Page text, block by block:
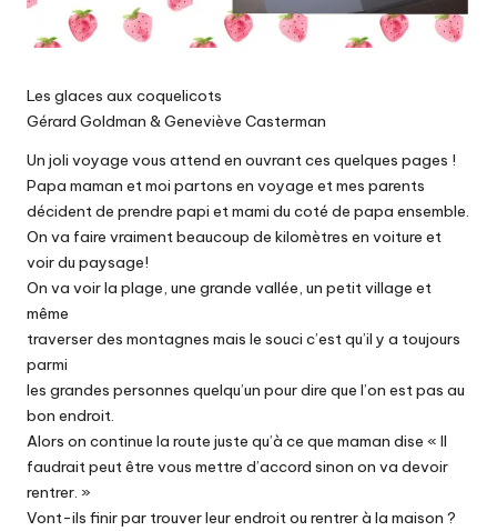
Les glaces aux coquelicots
Gérard Goldman & Geneviève Casterman
Un joli voyage vous attend en ouvrant ces quelques pages !
Papa maman et moi partons en voyage et mes parents
décident de prendre papi et mami du coté de papa ensemble.
On va faire vraiment beaucoup de kilomètres en voiture et
voir du paysage!
On va voir la plage, une grande vallée, un petit village et
même
traverser des montagnes mais le souci c’est qu’il y a toujours
parmi
les grandes personnes quelqu’un pour dire que l’on est pas au
bon endroit.
Alors on continue la route juste qu’à ce que maman dise « Il
faudrait peut être vous mettre d’accord sinon on va devoir
rentrer. »
Vont-ils finir par trouver leur endroit ou rentrer à la maison ?